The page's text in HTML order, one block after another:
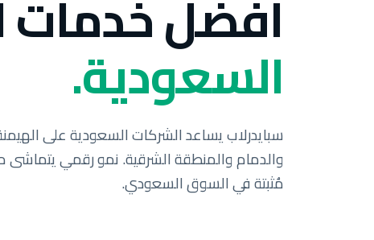
أفضل خدمات
السعودية.
مُثبتة في السوق السعودي.